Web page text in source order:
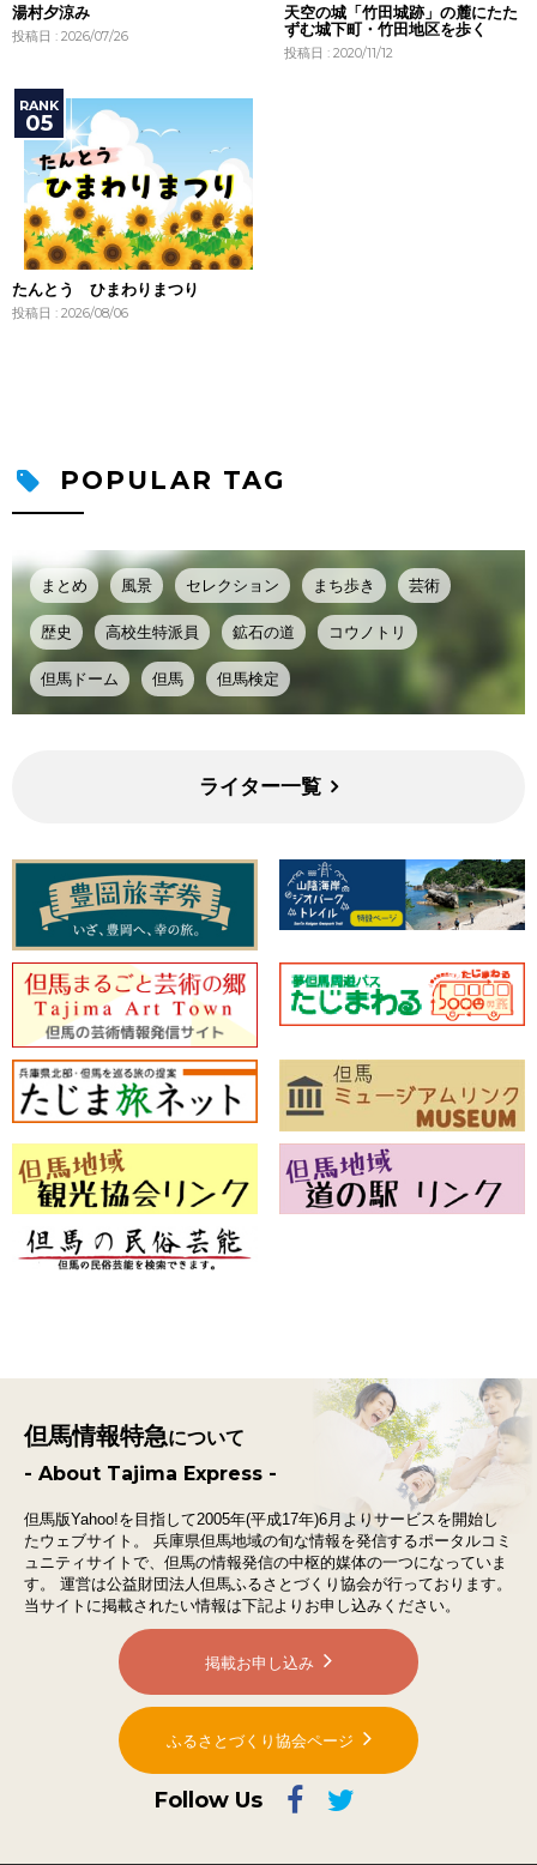
湯村夕涼み
投稿日 : 2026/07/26
天空の城「竹田城跡」の麓にたた
ずむ城下町・竹田地区を歩く
投稿日 : 2020/11/12
たんとう ひまわりまつり
投稿日 : 2026/08/06
POPULAR TAG
まとめ 風景 セレクション まち歩き 芸術
歴史 高校生特派員 鉱石の道 コウノトリ
但馬ドーム 但馬 但馬検定
ライター一覧
但馬情報特急について
- About Tajima Express -
但馬版Yahoo!を目指して2005年(平成17年)6月よりサービスを開始し
たウェブサイト。
兵庫県但馬地域の旬な情報を発信するポータルコミ
ュニティサイトで、 但馬の情報発信の中枢的媒体の一つになっていま
す。
運営は公益財団法人但馬ふるさとづくり協会が行っております。
当サイトに掲載されたい情報は下記よりお申し込みください。
掲載お申し込み
ふるさとづくり協会ページ
Follow Us